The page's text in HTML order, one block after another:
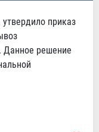
утвердило приказ
Данное решение